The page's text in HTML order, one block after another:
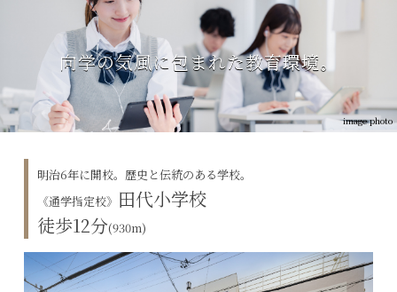
image photo
向学の気風に包まれた教育環境。
明治6年に開校。歴史と伝統のある学校。
《通学指定校》 田代小学校
徒歩12分(930m)